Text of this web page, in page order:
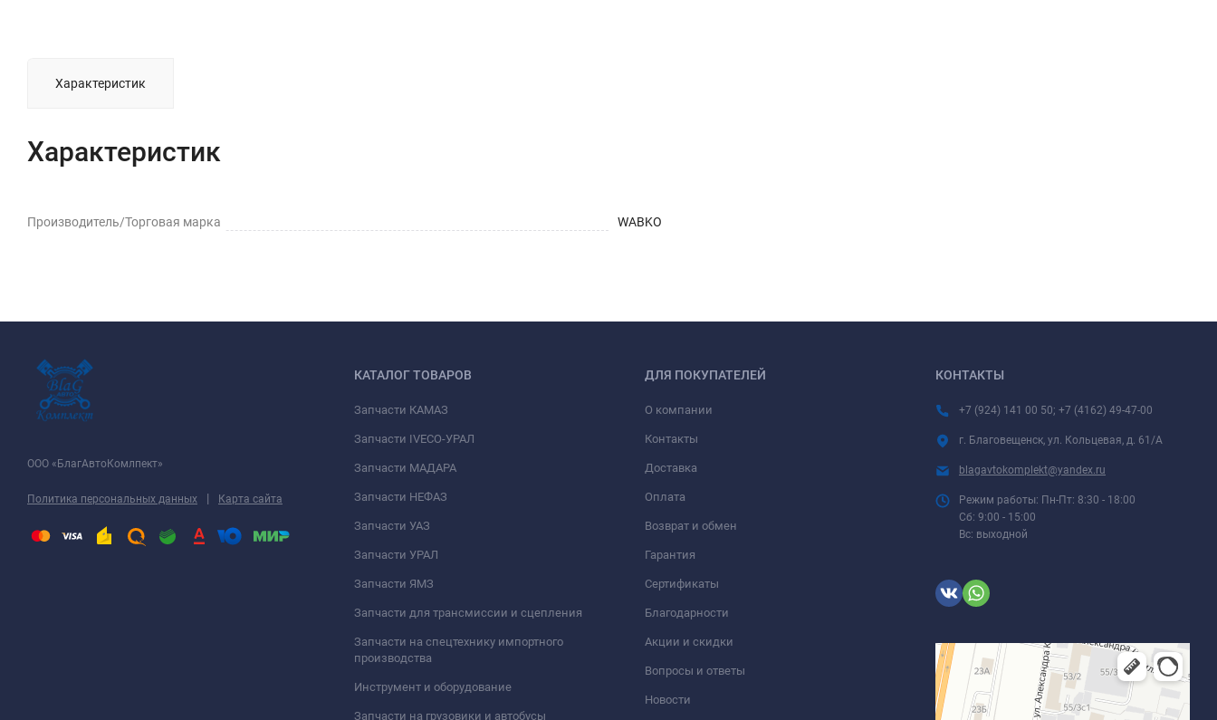
Характеристик
Характеристик
Производитель/Торговая марка WABKO
ООО «БлагАвтоКомлпект»
Политика персональных данных | Карта сайта
КАТАЛОГ ТОВАРОВ
Запчасти КАМАЗ
Запчасти IVECO-УРАЛ
Запчасти МАДАРА
Запчасти НЕФАЗ
Запчасти УАЗ
Запчасти УРАЛ
Запчасти ЯМЗ
Запчасти для трансмиссии и сцепления
Запчасти на спецтехнику импортного
производства
Инструмент и оборудование
Запчасти на грузовики и автобусы
ДЛЯ ПОКУПАТЕЛЕЙ
О компании
Контакты
Доставка
Оплата
Возврат и обмен
Гарантия
Сертификаты
Благодарности
Акции и скидки
Вопросы и ответы
Новости
КОНТАКТЫ
+7 (924) 141 00 50; +7 (4162) 49-47-00
г. Благовещенск, ул. Кольцевая, д. 61/А
blagavtokomplekt@yandex.ru
Режим работы: Пн-Пт: 8:30 - 18:00
Сб: 9:00 - 15:00
Вс: выходной